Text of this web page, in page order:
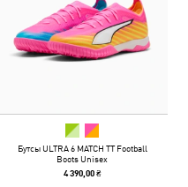
Бутсы ULTRA 6 MATCH TT Football
Boots Unisex
4 390,00 ₴